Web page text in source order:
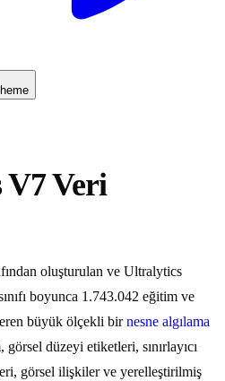
V7 Veri
oluşturulan ve Ultralytics
boyunca 1.743.042 eğitim ve
büyük ölçekli birnesne algılama
düzeyi etiketleri, sınırlayıcı
görsel ilişkiler ve yerelleştirilmiş